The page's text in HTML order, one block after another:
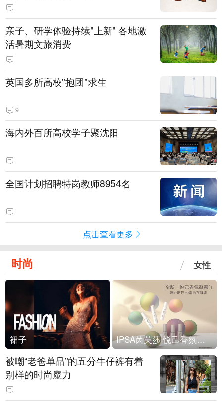
亲子、研学体验持续"上新" 各地激
活暑期文旅消费
英国多所高校"抱团"求生
9
海内外百所高校学子聚沈阳
全国计划招聘特岗教师8954名
点击查看更多
时尚 女性
裙子 IPSA茵芙莎 悦己香氛凝露上市
被嘲“老爸单品”的五分牛仔裤有着
别样的时尚魔力